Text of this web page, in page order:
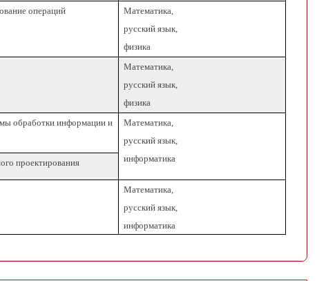
операций
Математика,
русский язык,
физика
Математика,
русский язык,
физика
обработки информации и
Математика,
русский язык,
информатика
проектирования
Математика,
русский язык,
информатика